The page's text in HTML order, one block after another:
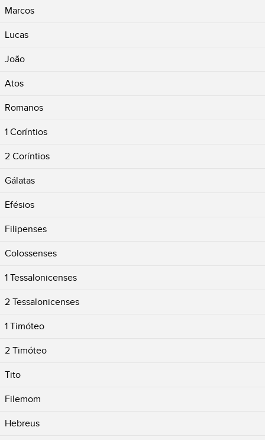
Marcos
Lucas
João
Atos
Romanos
1 Coríntios
2 Coríntios
Gálatas
Efésios
Filipenses
Colossenses
1 Tessalonicenses
2 Tessalonicenses
1 Timóteo
2 Timóteo
Tito
Filemom
Hebreus